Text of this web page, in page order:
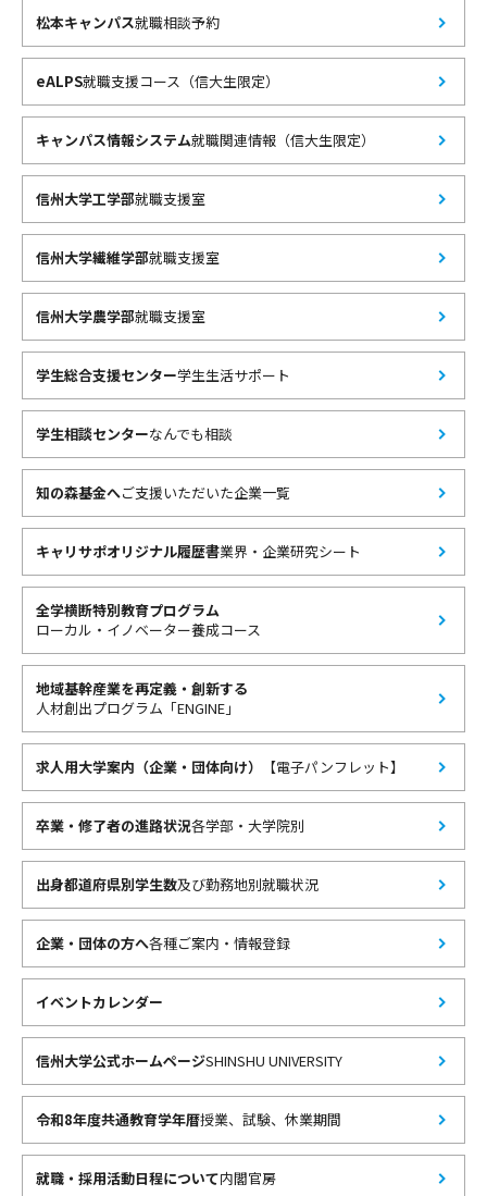
松本キャンパス就職相談予約
eALPS就職支援コース（信大生限定）
キャンパス情報システム就職関連情報（信大生限定）
信州大学工学部就職支援室
信州大学繊維学部就職支援室
信州大学農学部就職支援室
学生総合支援センター学生生活サポート
学生相談センターなんでも相談
知の森基金へご支援いただいた企業一覧
キャリサポオリジナル履歴書業界・企業研究シート
全学横断特別教育プログラム
ローカル・イノベーター養成コース
地域基幹産業を再定義・創新する
人材創出プログラム「ENGINE」
求人用大学案内（企業・団体向け） 【電子パンフレット】
卒業・修了者の進路状況各学部・大学院別
出身都道府県別学生数及び勤務地別就職状況
企業・団体の方へ各種ご案内・情報登録
イベントカレンダー
信州大学公式ホームページSHINSHU UNIVERSITY
令和8年度共通教育学年暦授業、試験、休業期間
就職・採用活動日程について内閣官房